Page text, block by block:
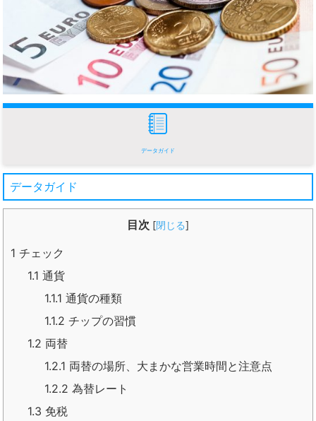
データガイド
データガイド
目次 [閉じる]
1 チェック
1.1 通貨
1.1.1 通貨の種類
1.1.2 チップの習慣
1.2 両替
1.2.1 両替の場所、大まかな営業時間と注意点
1.2.2 為替レート
1.3 免税